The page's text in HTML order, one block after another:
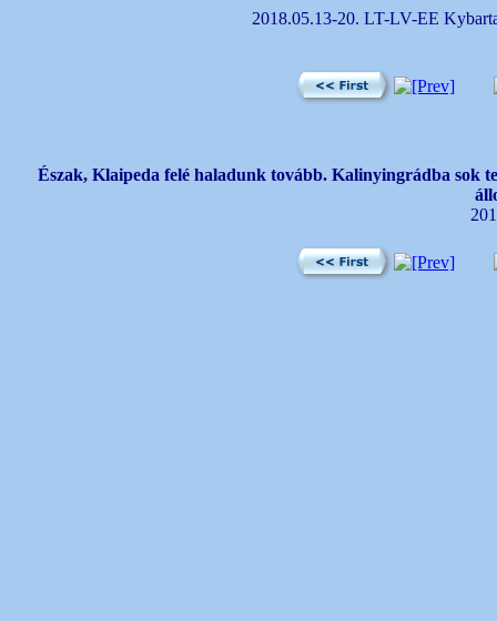
2018.05.13-20. LT-LV-EE
Észak, Klaipeda felé haladunk tovább. Kalinyingrádba sok